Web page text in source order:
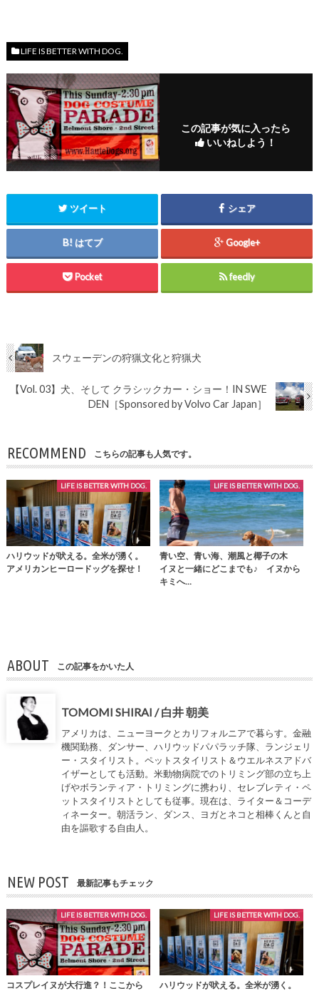
LIFE IS BETTER WITH DOG.
この記事が気に入ったら
いいねしよう！
ツイート シェア
はてブ Google+
Pocket feedly
スウェーデンの狩猟文化と狩猟犬
【Vol. 03】犬、そして クラシックカー・ショー！IN SWE
DEN［Sponsored by Volvo Car Japan］
RECOMMEND こちらの記事も人気です。
LIFE IS BETTER WITH DOG.
ハリウッドが吠える。全米が湧く。
アメリカンヒーロードッグを探せ！
LIFE IS BETTER WITH DOG.
青い空、青い海、潮風と椰子の木
イヌと一緒にどこまでも♪ イヌから
キミへ…
ABOUT この記事をかいた人
TOMOMI SHIRAI / 白井 朝美
アメリカは、ニューヨークとカリフォルニアで暮らす。金融
機関勤務、ダンサー、ハリウッドパパラッチ隊、ランジェリ
ー・スタイリスト。ペットスタイリスト＆ウエルネスアドバ
イザーとしても活動。米動物病院でのトリミング部の立ち上
げやボランティア・トリミングに携わり、セレブレティ・ペ
ットスタイリストとしても従事。現在は、ライター＆コーデ
ィネーター。朝活ラン、ダンス、ヨガとネコと相棒くんと自
由を謳歌する自由人。
NEW POST 最新記事もチェック
LIFE IS BETTER WITH DOG.
コスプレイヌが大行進？！ここから
LIFE IS BETTER WITH DOG.
ハリウッドが吠える。全米が湧く。